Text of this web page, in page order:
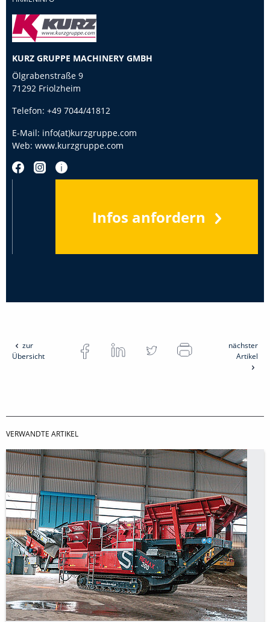
KURZ GRUPPE MACHINERY GMBH
Ölgrabenstraße 9
71292 Friolzheim
Telefon: +49 7044/41812
E-Mail: info(at)kurzgruppe.com
Web: www.kurzgruppe.com
Infos anfordern
zur
Übersicht
nächster
Artikel
VERWANDTE ARTIKEL